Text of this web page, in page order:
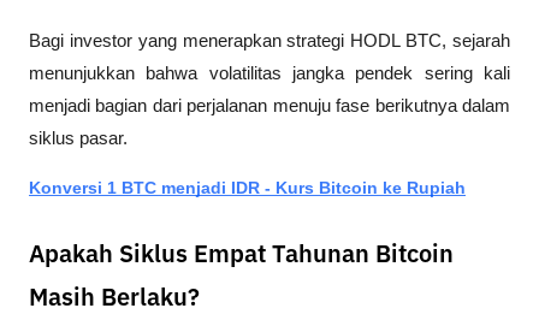
Bagi investor yang menerapkan strategi HODL BTC, sejarah
menunjukkan bahwa volatilitas jangka pendek sering kali
menjadi bagian dari perjalanan menuju fase berikutnya dalam
siklus pasar.
Konversi 1 BTC menjadi IDR - Kurs Bitcoin ke Rupiah
Apakah Siklus Empat Tahunan Bitcoin
Masih Berlaku?